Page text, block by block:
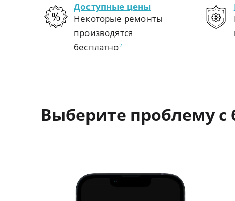
Доступные цены
Некоторые ремонты
производятся
бесплатно2
Выберите проблему с